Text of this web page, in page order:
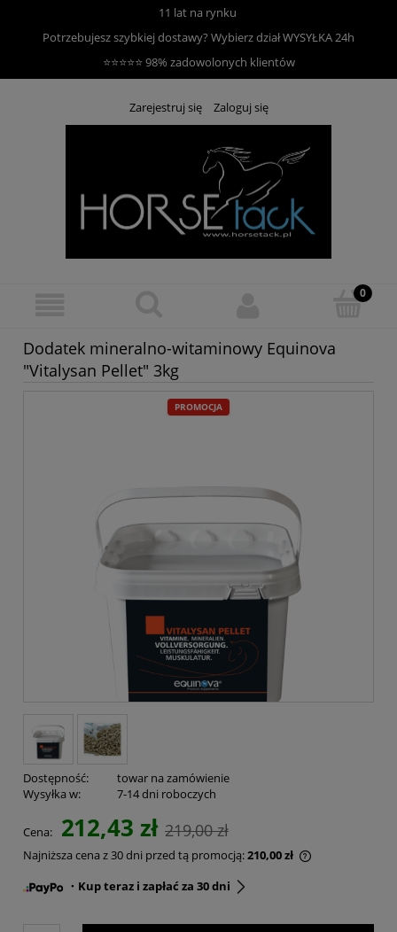
11 lat na rynku
Potrzebujesz szybkiej dostawy? Wybierz działWYSYŁKA 24h
⭐⭐⭐⭐⭐ 98% zadowolonych klientów
Zarejestruj się Zaloguj się
Dodatek mineralno-witaminowy Equinova
"Vitalysan Pellet" 3kg
PROMOCJA
Dostępność:
towar na zamówienie
Wysyłka w:
7-14 dni roboczych
Cena: 212,43 zł 219,00 zł
Najniższa cena z 30 dni przed tą promocją:210,00 zł
・Kup teraz i zapłać za 30 dni